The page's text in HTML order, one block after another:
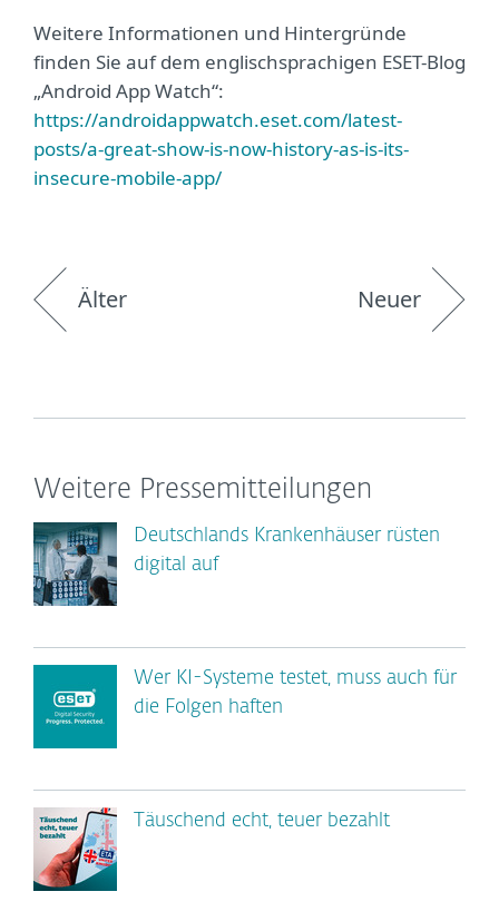
Weitere Informationen und Hintergründe
finden Sie auf dem englischsprachigen ESET-Blog
„Android App Watch“:
https://androidappwatch.eset.com/latest-
posts/a-great-show-is-now-history-as-is-its-
insecure-mobile-app/
Älter Neuer
Weitere Pressemitteilungen
Deutschlands Krankenhäuser rüsten
digital auf
Wer KI-Systeme testet, muss auch für
die Folgen haften
Täuschend echt, teuer bezahlt